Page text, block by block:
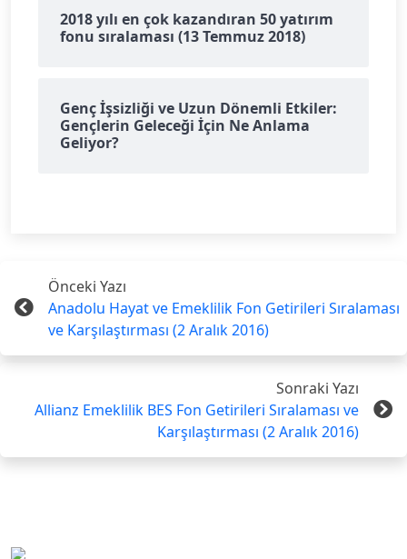
2018 yılı en çok kazandıran 50 yatırım
fonu sıralaması (13 Temmuz 2018)
Genç İşsizliği ve Uzun Dönemli Etkiler:
Gençlerin Geleceği İçin Ne Anlama
Geliyor?
Önceki Yazı
Anadolu Hayat ve Emeklilik Fon Getirileri Sıralaması
ve Karşılaştırması (2 Aralık 2016)
Sonraki Yazı
Allianz Emeklilik BES Fon Getirileri Sıralaması ve
Karşılaştırması (2 Aralık 2016)